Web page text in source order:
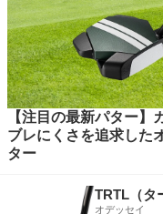
【注目の最新パター】
ブレにくさを追求した
ター
TRTL（タ
オデッセイ